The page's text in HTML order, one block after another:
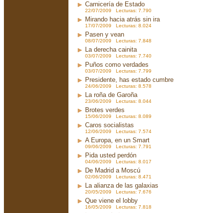
Carnicería de Estado
22/07/2009 Lecturas: 7.790
Mirando hacia atrás sin ira
17/07/2009 Lecturas: 8.024
Pasen y vean
08/07/2009 Lecturas: 7.848
La derecha cainita
03/07/2009 Lecturas: 7.740
Puños como verdades
03/07/2009 Lecturas: 7.799
Presidente, has estado cumbre
24/06/2009 Lecturas: 8.578
La roña de Garoña
23/06/2009 Lecturas: 8.044
Brotes verdes
15/06/2009 Lecturas: 8.089
Caros socialistas
12/06/2009 Lecturas: 7.574
A Europa, en un Smart
09/06/2009 Lecturas: 7.791
Pida usted perdón
04/06/2009 Lecturas: 8.017
De Madrid a Moscú
02/06/2009 Lecturas: 8.471
La alianza de las galaxias
20/05/2009 Lecturas: 7.676
Que viene el lobby
16/05/2009 Lecturas: 7.818